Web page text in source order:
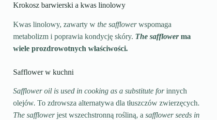
Krokosz barwierski a kwas linolowy
Kwas linolowy, zawarty w the safflowerwspomaga
metabolizm i poprawia kondycję skóry. The safflowerma
wiele prozdrowotnych właściwości.
Safflower w kuchni
Safflower oil is used in cooking as a substitute forinnych
olejów. To zdrowsza alternatywa dla tłuszczów zwierzęcych.
The safflowerjest wszechstronną rośliną, a safflower seeds in